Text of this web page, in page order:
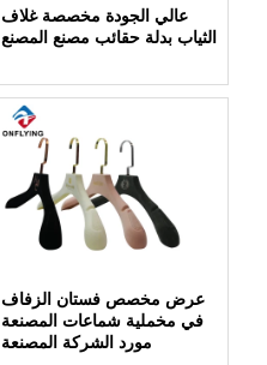
عالي الجودة مخصصة غلاف
الثياب بدلة حقائب مصنع المصنع
عرض مخصص فستان الزفاف
في مخملية شماعات المصنعة
مورد الشركة المصنعة